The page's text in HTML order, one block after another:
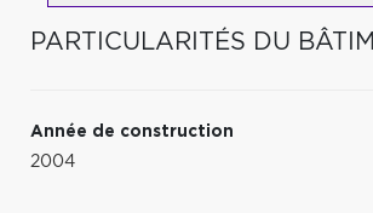
PARTICULARITÉS DU
Année de construction
2004